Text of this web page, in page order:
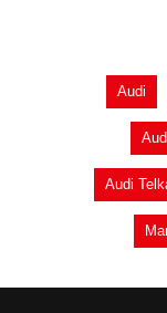
Audi
Audi